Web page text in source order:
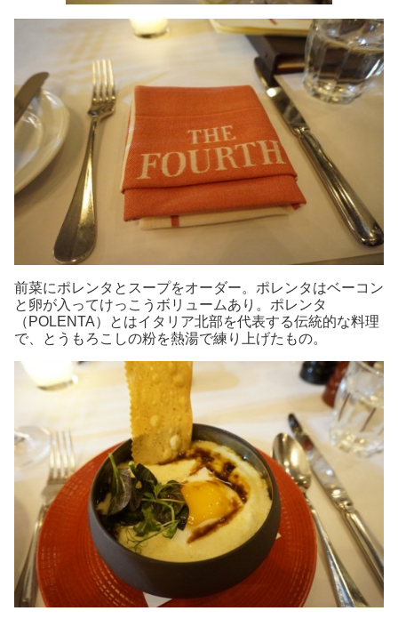
前菜にポレンタとスープをオーダー。ポレンタはベーコン
と卵が入ってけっこうボリュームあり。ポレンタ
（POLENTA）とはイタリア北部を代表する伝統的な料理
で、とうもろこしの粉を熱湯で練り上げたもの。